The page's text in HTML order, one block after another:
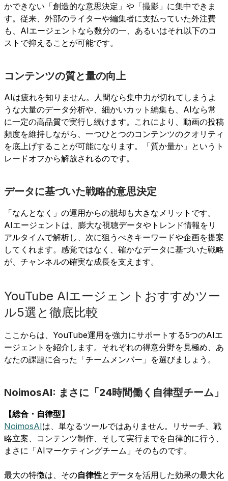
かできない「創造的な意思決定」や「撮影」に集中できま
す。従来、外部のライターや編集者に支払っていた外注費
も、AIエージェントなら数分の一、あるいはそれ以下のコ
ストで抑えることが可能です。
コンテンツの質と量の向上
AIは疲れを知りません。人間なら集中力が切れてしまうよ
うな大量のデータ分析や、細かいカット編集も、AIなら常
に一定の高品質で実行し続けます。これにより、動画の投稿
頻度を維持しながら、一つひとつのコンテンツのクオリティ
を底上げすることが可能になります。「質か量か」というト
レードオフから解放されるのです。
データに基づいた戦略的意思決定
「なんとなく」の運用からの脱却も大きなメリットです。
AIエージェントは、膨大な視聴データやトレンド情報をリ
アルタイムで解析し、次に狙うべきキーワードや企画を提案
してくれます。感覚ではなく、確かなデータに基づいた戦略
が、チャンネルの確実な成長を支えます。
YouTube AIエージェントおすすめツー
ル5選と徹底比較
ここからは、YouTube運用を強力にサポートする5つのAIエ
ージェントを紹介します。それぞれの得意分野を見極め、あ
なたの課題に合った「チームメンバー」を選びましょう。
NoimosAI: まさに「24時間働く自律型チーム」
【総合・自律型】
NoimosAIは、単なるツールではありません。リサーチ、戦
略立案、コンテンツ制作、そして実行までを自律的に行う、
まさに「AIマーケティングチーム」そのものです。
最大の特徴は、その自律性とデータを活用した効果の最大化